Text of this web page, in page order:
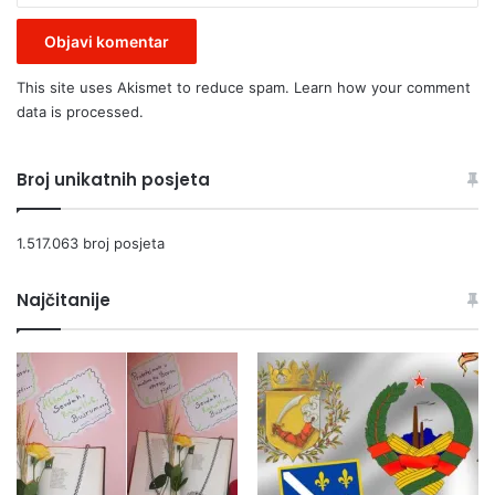
This site uses Akismet to reduce spam. Learn how your comment
data is processed.
Broj unikatnih posjeta
1.517.063 broj posjeta
Najčitanije